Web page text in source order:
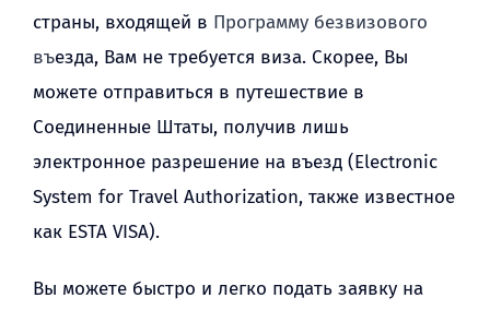
страны, входящей в Программу безвизового
въезда, Вам не требуется виза. Скорее, Вы
можете отправиться в путешествие в
Соединенные Штаты, получив лишь
электронное разрешение на въезд (Electronic
System for Travel Authorization, также известное
как ESTA VISA).
Вы можете быстро и легко подать заявку на